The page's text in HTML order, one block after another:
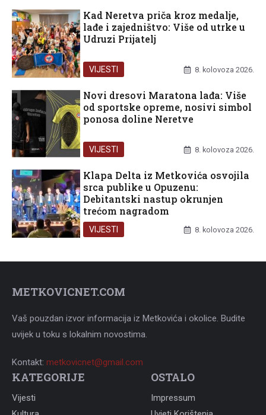
Kad Neretva priča kroz medalje,
lađe i zajedništvo: Više od utrke u
Udruzi Prijatelj
VIJESTI 8. kolovoza 2026.
Novi dresovi Maratona lađa: Više
od sportske opreme, nosivi simbol
ponosa doline Neretve
VIJESTI 8. kolovoza 2026.
Klapa Delta iz Metkovića osvojila
srca publike u Opuzenu:
Debitantski nastup okrunjen
trećom nagradom
VIJESTI 8. kolovoza 2026.
METKOVICNET.COM
Vaš pouzdan izvor informacija iz Metkovića i okolice. Budite
uvijek u toku s lokalnim novostima.
Kontakt: metkovicnet@gmail.com
KATEGORIJE
Vijesti
OSTALO
Impressum